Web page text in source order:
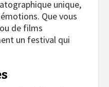
unique,
Que vous
de films
un festival qui